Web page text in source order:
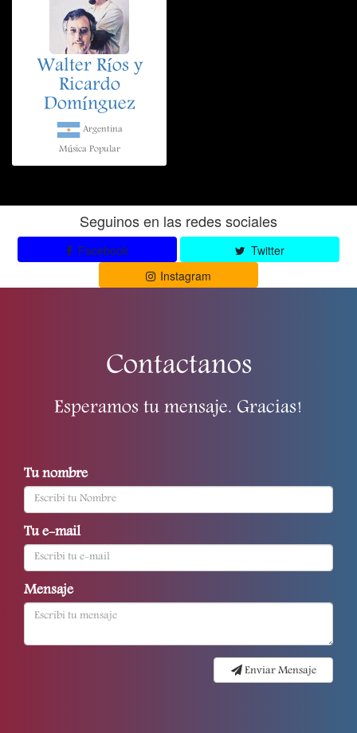
Walter Ríos y
Ricardo
Domínguez
Argentina
Música Popular
Seguinos en las redes sociales
Facebook
Twitter
Instagram
Contactanos
Esperamos tu mensaje. Gracias!
Tu nombre
Tu e-mail
Mensaje
Enviar Mensaje